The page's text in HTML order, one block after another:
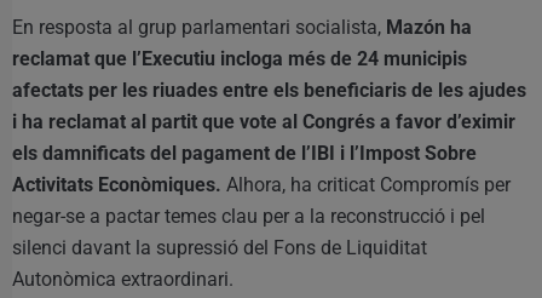
En resposta al grup parlamentari socialista, Mazón ha
reclamat que l’Executiu incloga més de 24 municipis
afectats per les riuades entre els beneficiaris de les ajudes
i ha reclamat al partit que vote al Congrés a favor d’eximir
els damnificats del pagament de l’IBI i l’Impost Sobre
Activitats Econòmiques. Alhora, ha criticat Compromís per
negar-se a pactar temes clau per a la reconstrucció i pel
silenci davant la supressió del Fons de Liquiditat
Autonòmica extraordinari.